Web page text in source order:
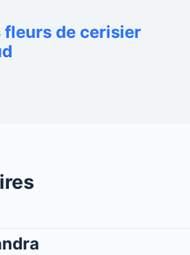
de cerisier